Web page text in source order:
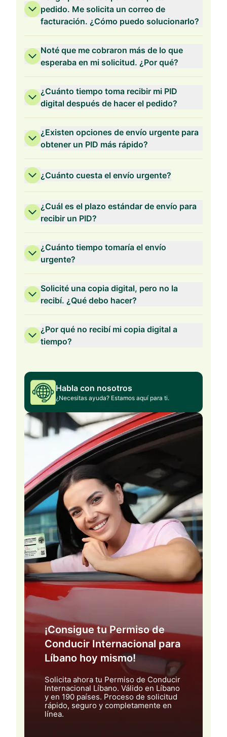
pedido. Me solicita un correo de
facturación. ¿Cómo puedo solucionarlo?
Noté que me cobraron más de lo que
esperaba en mi solicitud. ¿Por qué?
¿Cuánto tiempo toma recibir mi PID
digital después de hacer el pedido?
¿Existen opciones de envío urgente para
obtener un PID más rápido?
¿Cuánto cuesta el envío urgente?
¿Cuál es el plazo estándar de envío para
recibir un PID?
¿Cuánto tiempo tomaría el envío
urgente?
Solicité una copia digital, pero no la
recibí. ¿Qué debo hacer?
¿Por qué no recibí mi copia digital a
tiempo?
Habla con nosotros
¿Necesitas ayuda? Estamos aquí para ti.
¡Consigue tu Permiso de
Conducir Internacional para
Líbano hoy mismo!
Solicita ahora tu Permiso de Conducir
Internacional Líbano. Válido en Líbano
y en 190 países. Proceso de solicitud
rápido, seguro y completamente en
línea.